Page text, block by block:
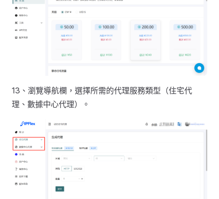
13、瀏覽導航欄，選擇所需的代理服務類型（住宅代
理、數據中心代理）。